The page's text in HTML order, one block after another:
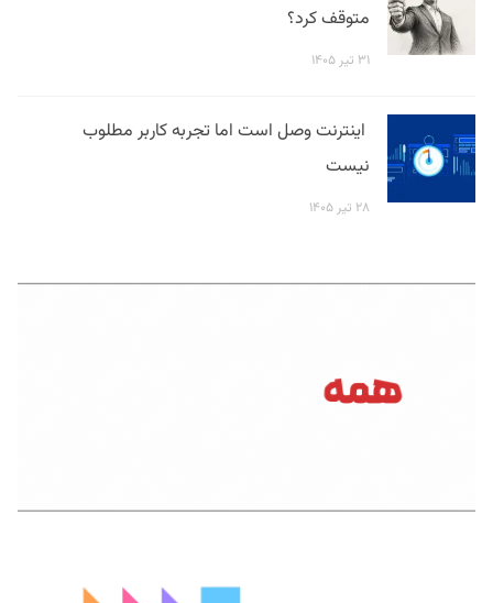
متوقف کرد؟
۳۱ تیر ۱۴۰۵
اینترنت وصل است اما تجربه کاربر مطلوب
نیست
۲۸ تیر ۱۴۰۵